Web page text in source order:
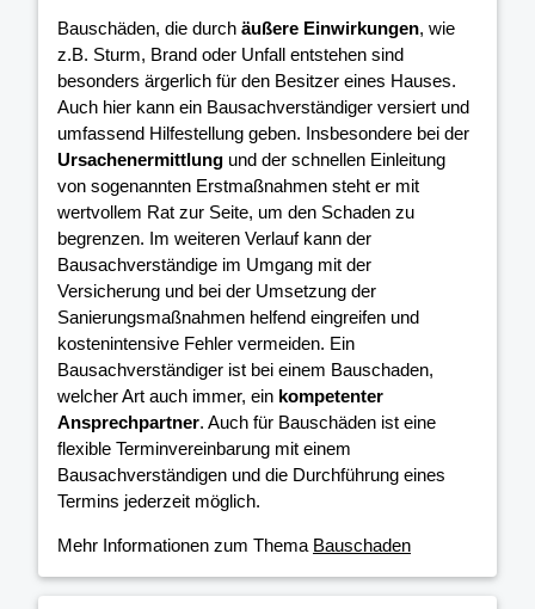
Bauschäden, die durch äußere Einwirkungen, wie
z.B. Sturm, Brand oder Unfall entstehen sind
besonders ärgerlich für den Besitzer eines Hauses.
Auch hier kann ein Bausachverständiger versiert und
umfassend Hilfestellung geben. Insbesondere bei der
Ursachenermittlung und der schnellen Einleitung
von sogenannten Erstmaßnahmen steht er mit
wertvollem Rat zur Seite, um den Schaden zu
begrenzen. Im weiteren Verlauf kann der
Bausachverständige im Umgang mit der
Versicherung und bei der Umsetzung der
Sanierungsmaßnahmen helfend eingreifen und
kostenintensive Fehler vermeiden. Ein
Bausachverständiger ist bei einem Bauschaden,
welcher Art auch immer, ein kompetenter
Ansprechpartner. Auch für Bauschäden ist eine
flexible Terminvereinbarung mit einem
Bausachverständigen und die Durchführung eines
Termins jederzeit möglich.
Mehr Informationen zum Thema Bauschaden